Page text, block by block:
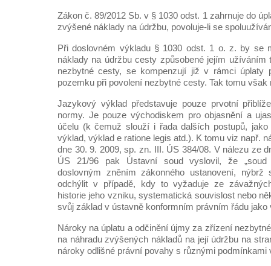
Zákon č. 89/2012 Sb. v § 1030 odst. 1 zahrnuje do
zvýšené náklady na údržbu, povoluje-li se
Při doslovném výkladu § 1030 odst. 1 o. z. by se
náklady na údržbu cesty způsobené jejím
nezbytné cesty, se kompenzují již v rámci úplaty
pozemku při povolení nezbytné cesty. Tak tomu však
Jazykový výklad představuje pouze prvotní
normy. Je pouze východiskem pro objasnění a
účelu (k čemuž slouží i řada dalších postupů,
výklad, výklad e ratione legis atd.). K tomu viz např.
dne 30. 9. 2009, sp. zn. III. ÚS 384/08. V nálezu ze
ÚS 21/96 pak Ústavní soud vyslovil, že „soud
doslovným zněním zákonného ustanovení,
odchýlit v případě, kdy to vyžaduje ze
historie jeho vzniku, systematická souvislost nebo
svůj základ v ústavně konformním právním řádu jako
Nároky na úplatu a odčinění újmy za zřízení
na náhradu zvýšených nákladů na její údržbu na
nároky odlišné právní povahy s různými podmínkami